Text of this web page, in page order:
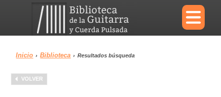
×
Menu
Inicio › Biblioteca › Resultados búsqueda
VOLVER